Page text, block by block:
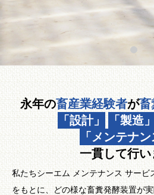
永年の畜産業経験者が畜
「設計」
「製造」
「メンテナン
一貫して行い
私たちシーエム メンテナンス サービ
をもとに、どの様な畜糞発酵装置が